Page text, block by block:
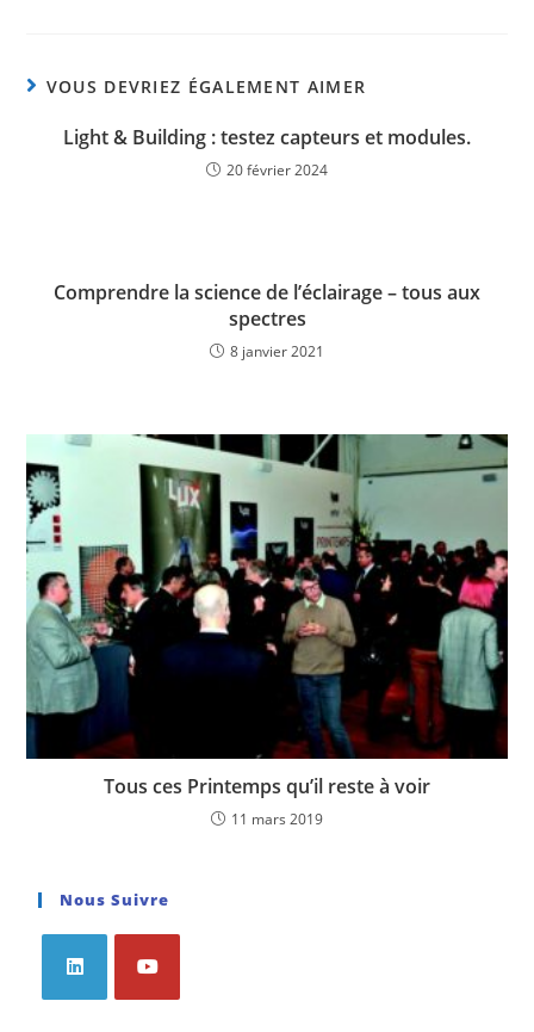
VOUS DEVRIEZ ÉGALEMENT AIMER
Light & Building : testez capteurs et modules.
20 février 2024
Comprendre la science de l’éclairage – tous aux
spectres
8 janvier 2021
Tous ces Printemps qu’il reste à voir
11 mars 2019
Nous Suivre